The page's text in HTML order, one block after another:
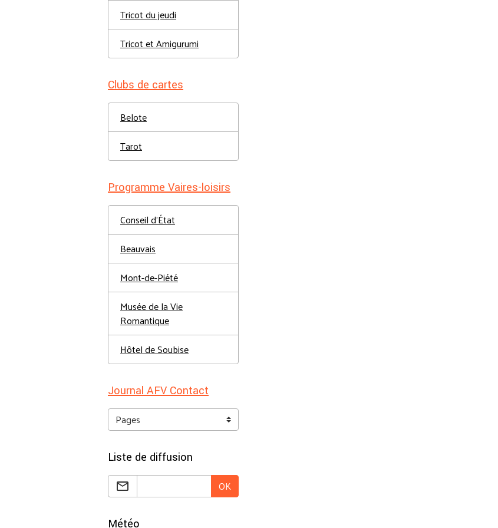
Tricot du jeudi
Tricot et Amigurumi
Clubs de cartes
Belote
Tarot
Programme Vaires-loisirs
Conseil d'État
Beauvais
Mont-de-Piété
Musée de la Vie
Romantique
Hôtel de Soubise
Journal AFV Contact
Liste de diffusion
OK
Météo